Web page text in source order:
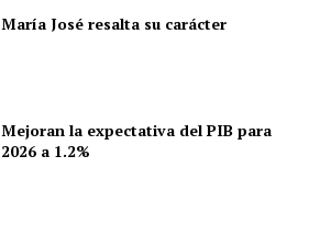
María José resalta su carácter
Mejoran la expectativa del PIB para
2026 a 1.2%